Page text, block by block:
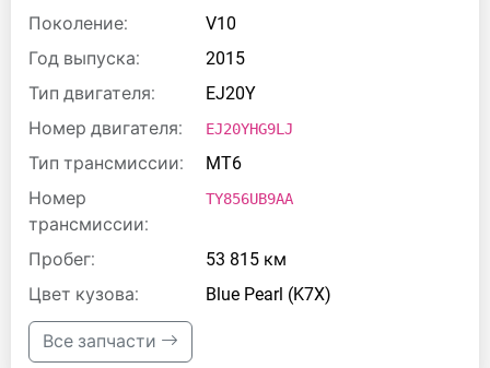
Поколение:
V10
Год выпуска:
2015
Тип двигателя:
EJ20Y
Номер двигателя:
EJ20YHG9LJ
Тип трансмиссии:
MT6
Номер
трансмиссии:
TY856UB9AA
Пробег:
53 815 км
Цвет кузова:
Blue Pearl (K7X)
Все запчасти